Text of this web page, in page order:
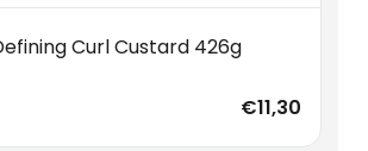
Curl Custard 426g
€11,30